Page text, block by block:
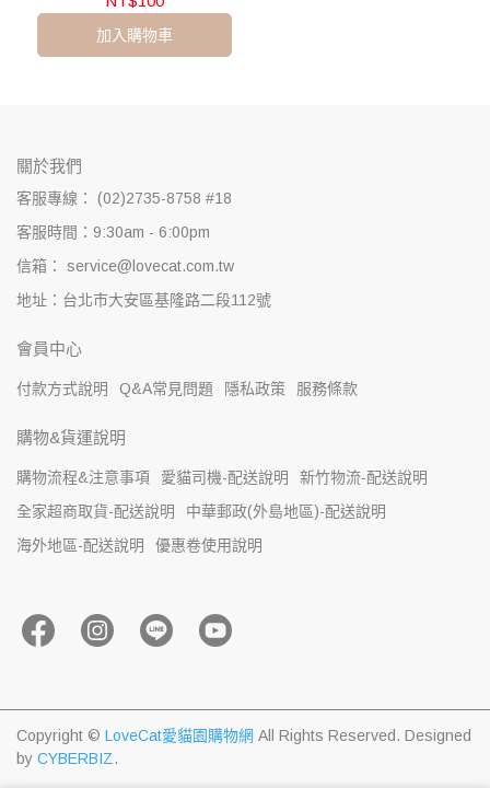
加入購物車
關於我們
客服專線： (02)2735-8758 #18
客服時間：9:30am - 6:00pm
信箱： service@lovecat.com.tw
地址：台北市大安區基隆路二段112號
會員中心
付款方式說明 Q&A常見問題 隱私政策 服務條款
購物&貨運說明
購物流程&注意事項 愛貓司機-配送說明
新竹物流-配送說明
全家超商取貨-配送說明
中華郵政(外島地區)-配送說明
海外地區-配送說明
優惠卷使用說明
Copyright © LoveCat愛貓園購物網 All Rights Reserved. Designed
by CYBERBIZ.